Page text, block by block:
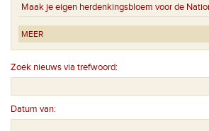
Maak je eigen herdenkingsbloem voor de
MEER
Zoek nieuws via trefwoord:
Datum van: